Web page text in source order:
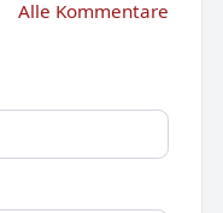
Alle Kommentare